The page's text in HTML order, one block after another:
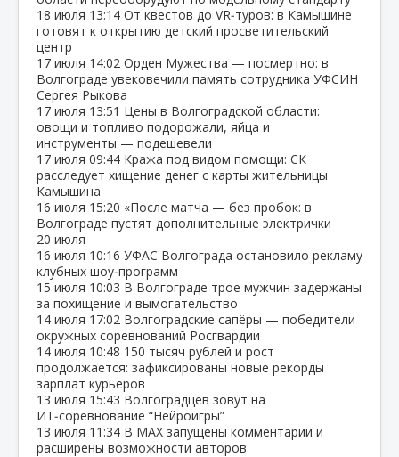
18 июля 13:14 От квестов до VR‑туров: в Камышине
готовят к открытию детский просветительский
центр
17 июля 14:02 Орден Мужества — посмертно: в
Волгограде увековечили память сотрудника УФСИН
Сергея Рыкова
17 июля 13:51 Цены в Волгоградской области:
овощи и топливо подорожали, яйца и
инструменты — подешевели
17 июля 09:44 Кража под видом помощи: СК
расследует хищение денег с карты жительницы
Камышина
16 июля 15:20 «После матча — без пробок: в
Волгограде пустят дополнительные электрички
20 июля
16 июля 10:16 УФАС Волгограда остановило рекламу
клубных шоу‑программ
15 июля 10:03 В Волгограде трое мужчин задержаны
за похищение и вымогательство
14 июля 17:02 Волгоградские сапёры — победители
окружных соревнований Росгвардии
14 июля 10:48 150 тысяч рублей и рост
продолжается: зафиксированы новые рекорды
зарплат курьеров
13 июля 15:43 Волгоградцев зовут на
ИТ‑соревнование “Нейроигры”
13 июля 11:34 В МАХ запущены комментарии и
расширены возможности авторов